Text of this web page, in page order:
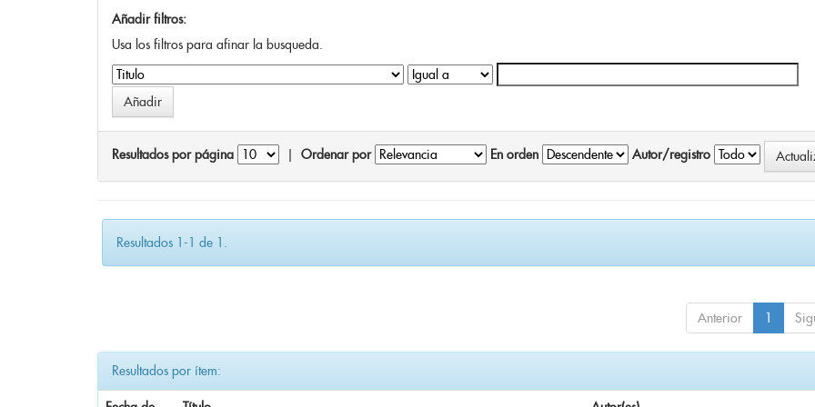
Añadir filtros:
Usa los filtros para afinar la busqueda.
Resultados por página Ordenar por En orden Autor/registro
Resultados 1-1 de 1.
Anterior 1
Resultados por ítem: